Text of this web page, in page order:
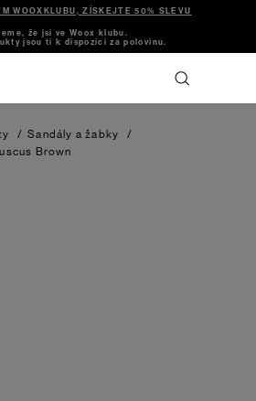
WOOXKLUBU, ZÍSKEJTE 50% SLEVU
že jsi ve Woox klubu.
jsou ti k dispozici za polovinu.
/ Sandály a žabky
/
Brown